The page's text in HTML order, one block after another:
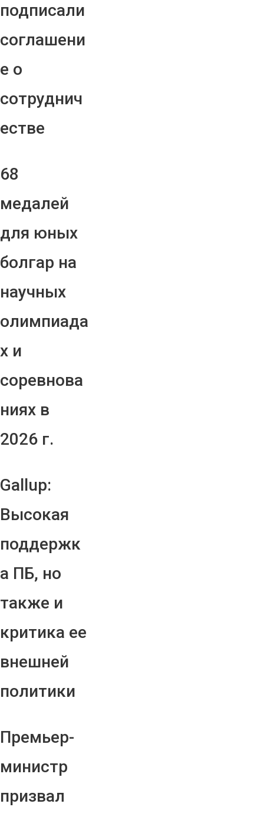
подписали
соглашени
е о
сотруднич
естве
68
медалей
для юных
болгар на
научных
олимпиада
х и
соревнова
ниях в
2026 г.
Gallup:
Высокая
поддержк
а ПБ, но
также и
критика ее
внешней
политики
Премьер-
министр
призвал